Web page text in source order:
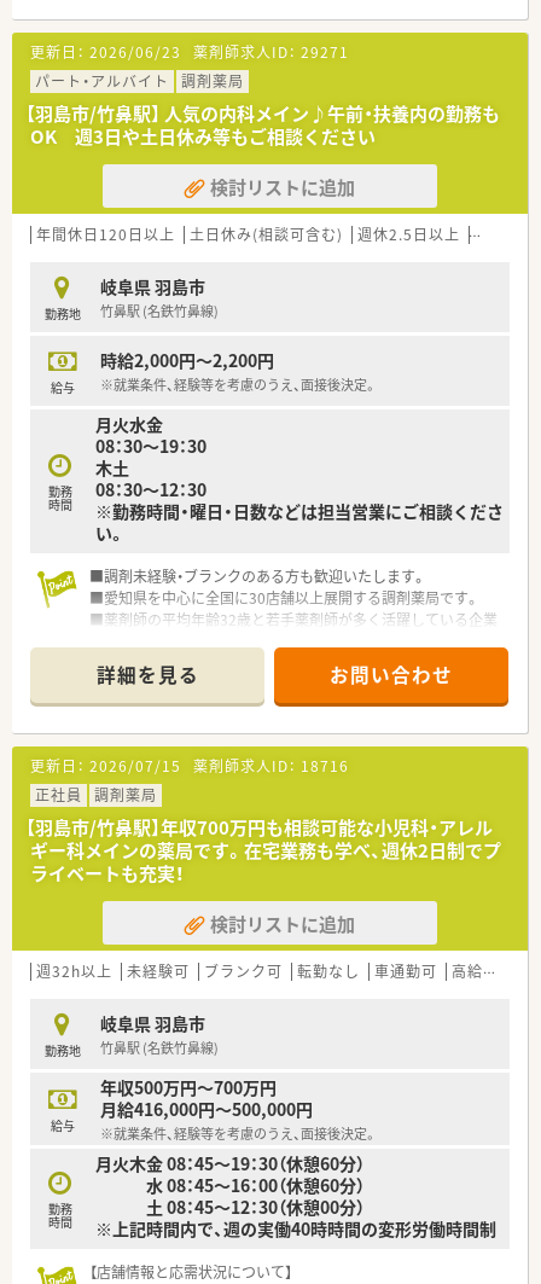
更新日： 2026/06/23 薬剤師求人ID： 29271
パート・アルバイト
調剤薬局
【羽島市/竹鼻駅】 人気の内科メイン♪午前・扶養内の勤務も
OK 週3日や土日休み等もご相談ください
検討リストに追加
年間休日120日以上 土日休み(相談可含む) 週休2.5日以上 週32h以
勤務地
岐阜県 羽島市
竹鼻駅 (名鉄竹鼻線)
給与
時給2,000円～2,200円
※就業条件、経験等を考慮のうえ、面接後決定。
勤務
時間
月火水金
08：30～19：30
木土
08：30～12：30
※勤務時間・曜日・日数などは担当営業にご相談くださ
い。
■調剤未経験・ブランクのある方も歓迎いたします。
■愛知県を中心に全国に30店舗以上展開する調剤薬局です。
■薬剤師の平均年齢32歳と若手薬剤師が多く活躍している企業
■定着率が非常に高く薬剤師が働きやすい環境が整っておりま
す。
詳細を見る お問い合わせ
更新日： 2026/07/15 薬剤師求人ID： 18716
正社員
調剤薬局
【羽島市/竹鼻駅】年収700万円も相談可能な小児科・アレル
ギー科メインの薬局です。在宅業務も学べ、週休2日制でプ
ライベートも充実！
検討リストに追加
週32h以上 未経験可 ブランク可 転勤なし 車通勤可 高給与(600万円以上)
勤務地
岐阜県 羽島市
竹鼻駅 (名鉄竹鼻線)
給与
年収500万円～700万円
月給416,000円～500,000円
※就業条件、経験等を考慮のうえ、面接後決定。
勤務
時間
月火木金 08：45～19：30（休憩60分）
水 08：45～16：00（休憩60分）
土 08：45～12：30（休憩00分）
※上記時間内で、週の実働40時時間の変形労働時間制
【店舗情報と応需状況について】